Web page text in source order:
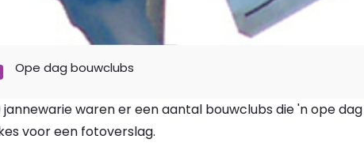
Ope dag bouwclubs
jannewarie waren er een aantal bouwclubs die 'n ope
voor een fotoverslag.